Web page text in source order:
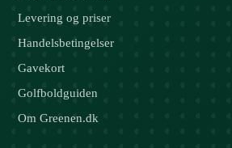
Levering og priser
Handelsbetingelser
Gavekort
Golfboldguiden
Om Greenen.dk